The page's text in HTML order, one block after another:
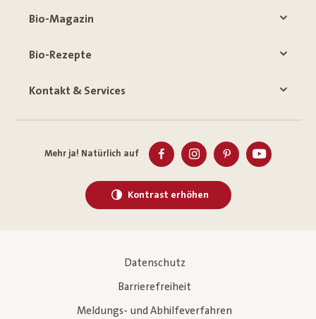
Bio-Magazin
Bio-Rezepte
Kontakt & Services
Mehr ja! Natürlich auf
Kontrast erhöhen
Datenschutz
Barrierefreiheit
Meldungs- und Abhilfeverfahren